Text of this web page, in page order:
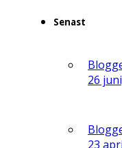
Senast
26
23